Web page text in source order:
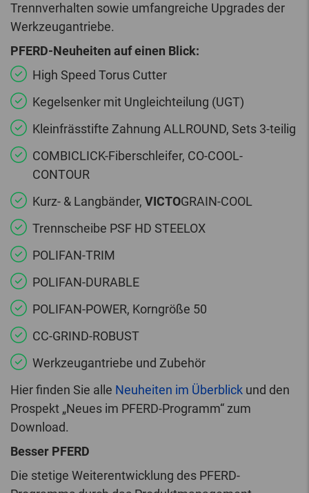
Trennverhalten sowie umfangreiche Upgrades der
Werkzeugantriebe.
PFERD-Neuheiten auf einen Blick:
High Speed Torus Cutter
Kegelsenker mit Ungleichteilung (UGT)
Kleinfrässtifte Zahnung ALLROUND, Sets 3-teilig
COMBICLICK-Fiberschleifer, CO-COOL-
CONTOUR
Kurz- & Langbänder, VICTOGRAIN-COOL
Trennscheibe PSF HD STEELOX
POLIFAN-TRIM
POLIFAN-DURABLE
POLIFAN-POWER, Korngröße 50
CC-GRIND-ROBUST
Werkzeugantriebe und Zubehör
Hier finden Sie alle Neuheiten im Überblick und den
Prospekt „Neues im PFERD-Programm“ zum
Download.
Besser PFERD
Die stetige Weiterentwicklung des PFERD-